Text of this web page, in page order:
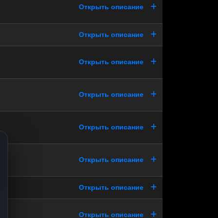
Открыть описание
Открыть описание
Открыть описание
Открыть описание
Открыть описание
Открыть описание
Открыть описание
Открыть описание